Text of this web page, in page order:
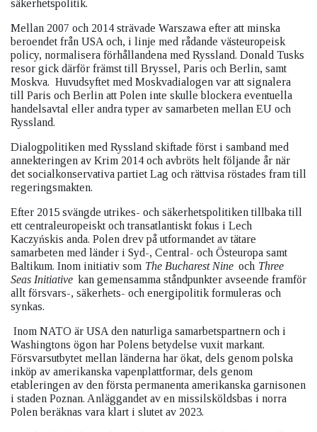
säkerhetspolitik.
Mellan 2007 och 2014 strävade Warszawa efter att minska
beroendet från USA och, i linje med rådande västeuropeisk
policy, normalisera förhållandena med Ryssland. Donald Tusks
resor gick därför främst till Bryssel, Paris och Berlin, samt
Moskva. Huvudsyftet med Moskvadialogen var att signalera
till Paris och Berlin att Polen inte skulle blockera eventuella
handelsavtal eller andra typer av samarbeten mellan EU och
Ryssland.
Dialogpolitiken med Ryssland skiftade först i samband med
annekteringen av Krim 2014 och avbröts helt följande år när
det socialkonservativa partiet Lag och rättvisa röstades fram till
regeringsmakten.
Efter 2015 svängde utrikes- och säkerhetspolitiken tillbaka till
ett centraleuropeiskt och transatlantiskt fokus i Lech
Kaczyńskis anda. Polen drev på utformandet av tätare
samarbeten med länder i Syd-, Central- och Östeuropa samt
Baltikum. Inom initiativ som The Bucharest Nine och Three
Seas Initiative kan gemensamma ståndpunkter avseende framför
allt försvars-, säkerhets- och energipolitik formuleras och
synkas.
Inom NATO är USA den naturliga samarbetspartnern och i
Washingtons ögon har Polens betydelse vuxit markant.
Försvarsutbytet mellan länderna har ökat, dels genom polska
inköp av amerikanska vapenplattformar, dels genom
etableringen av den första permanenta amerikanska garnisonen
i staden Poznan. Anläggandet av en missilsköldsbas i norra
Polen beräknas vara klart i slutet av 2023.